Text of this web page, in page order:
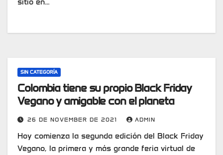
SIN CATEGORÍA
Colombia tiene su propio Black Friday
Vegano y amigable con el planeta
26 DE NOVEMBER DE 2021 ADMIN
Hoy comienza la segunda edición del Black Friday
Vegano, la primera y más grande feria virtual de